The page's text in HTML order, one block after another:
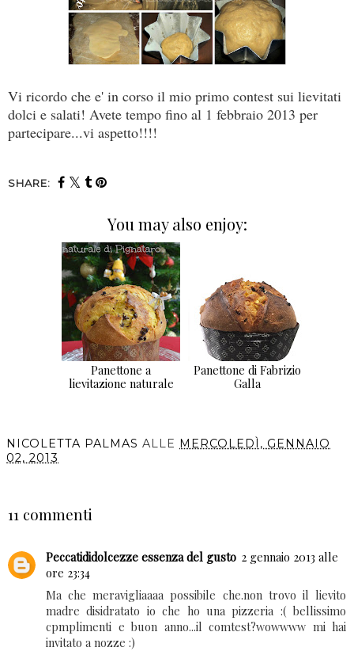
Vi ricordo che e' in corso il mio primo contest sui lievitati
dolci e salati! Avete tempo fino al 1 febbraio 2013 per
partecipare...vi aspetto!!!!
SHARE:
You may also enjoy:
Panettone a
lievitazione naturale
Panettone di Fabrizio
Galla
NICOLETTA PALMAS ALLE MERCOLEDÌ, GENNAIO
02, 2013
11 commenti
Peccatididolcezze essenza del gusto 2 gennaio 2013 alle
ore 23:34
Ma che meravigliaaaa possibile che.non trovo il lievito
madre disidratato io che ho una pizzeria :( bellissimo
cpmplimenti e buon anno...il comtest?wowwww mi hai
invitato a nozze :)